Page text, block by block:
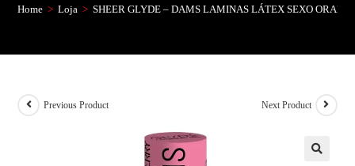
Home > Loja > SHEER GLYDE – DAMS LAMINAS LÁTEX SEXO ORAL
Previous Product Next Product